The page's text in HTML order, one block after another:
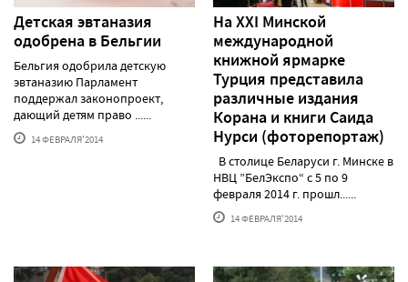
Детская эвтаназия
одобрена в Бельгии
Бельгия одобрила детскую
эвтаназию Парламент
поддержал законопроект,
дающий детям право ......
14 ФЕВРАЛЯ'2014
На ХХI Минской
международной
книжной ярмарке
Турция представила
различные издания
Корана и книги Саида
Нурси (фоторепортаж)
В столице Беларуси г. Минске в
НВЦ ”БелЭкспо“ с 5 по 9
февраля 2014 г. прошл......
14 ФЕВРАЛЯ'2014